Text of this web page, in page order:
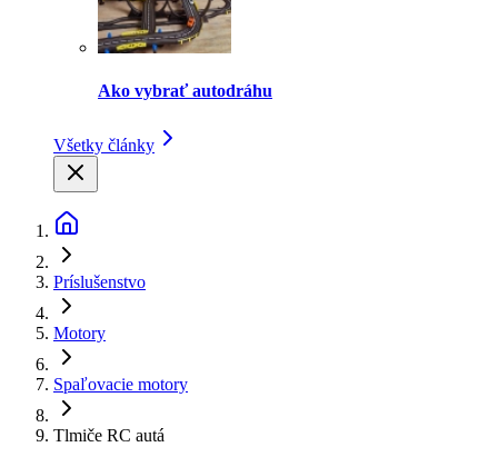
Ako vybrať autodráhu
Všetky články
Príslušenstvo
Motory
Spaľovacie motory
Tlmiče RC autá